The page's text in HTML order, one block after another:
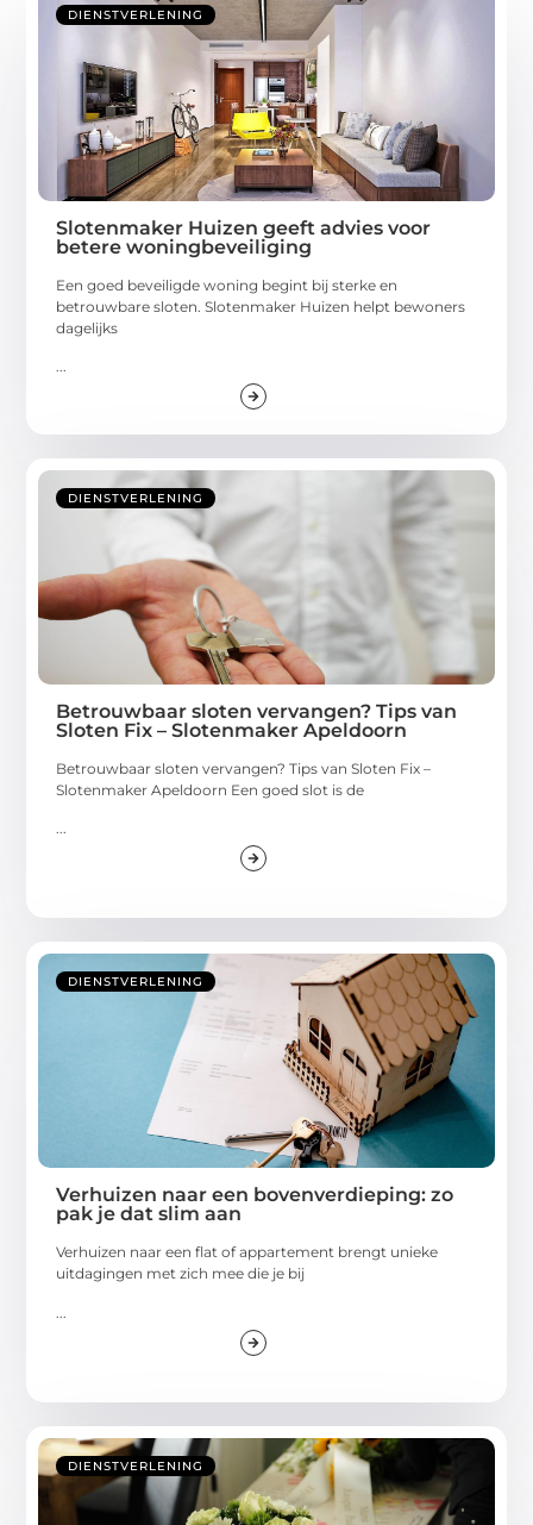
DIENSTVERLENING
Slotenmaker Huizen geeft advies voor
betere woningbeveiliging
Een goed beveiligde woning begint bij sterke en
betrouwbare sloten. Slotenmaker Huizen helpt bewoners
dagelijks
...
DIENSTVERLENING
Betrouwbaar sloten vervangen? Tips van
Sloten Fix – Slotenmaker Apeldoorn
Betrouwbaar sloten vervangen? Tips van Sloten Fix –
Slotenmaker Apeldoorn Een goed slot is de
...
DIENSTVERLENING
Verhuizen naar een bovenverdieping: zo
pak je dat slim aan
Verhuizen naar een flat of appartement brengt unieke
uitdagingen met zich mee die je bij
DIENSTVERLENING